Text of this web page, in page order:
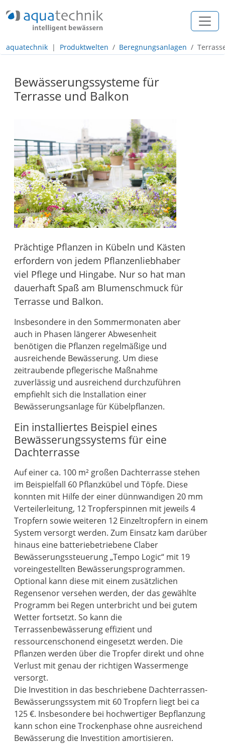
Navigation
Inhalt
Footer
aquatechnik Produktwelten Beregnungsanlagen
Bewässerungssysteme für
Terrasse und Balkon
Prächtige Pflanzen in Kübeln und Kästen
erfordern von jedem Pflanzenliebhaber
viel Pflege und Hingabe. Nur so hat man
dauerhaft Spaß am Blumenschmuck für
Terrasse und Balkon.
Insbesondere in den Sommermonaten aber
auch in Phasen längerer Abwesenheit
benötigen die Pflanzen regelmäßige und
ausreichende Bewässerung. Um diese
zeitraubende pflegerische Maßnahme
zuverlässig und ausreichend durchzuführen
empfiehlt sich die Installation einer
Bewässerungsanlage für Kübelpflanzen.
Ein installiertes Beispiel eines
Bewässerungssystems für eine
Dachterrasse
Auf einer ca. 100 m² großen Dachterrasse stehen
im Beispielfall 60 Pflanzkübel und Töpfe. Diese
konnten mit Hilfe der einer dünnwandigen 20 mm
Verteilerleitung, 12 Tropferspinnen mit jeweils 4
Tropfern sowie weiteren 12 Einzeltropfern in einem
System versorgt werden. Zum Einsatz kam darüber
hinaus eine batteriebetriebene Claber
Bewässerungssteuerung „Tempo Logic“ mit 19
voreingestellten Bewässerungsprogrammen.
Optional kann diese mit einem zusätzlichen
Regensenor versehen werden, der das gewählte
Programm bei Regen unterbricht und bei gutem
Wetter fortsetzt. So kann die
Terrassenbewässerung effizient und
ressourcenschonend eingesetzt werden. Die
Pflanzen werden über die Tropfer direkt und ohne
Verlust mit genau der richtigen Wassermenge
versorgt.
Die Investition in das beschriebene Dachterrassen-
Bewässerungssystem mit 60 Tropfern liegt bei ca
125 €. Insbesondere bei hochwertiger Bepflanzung
kann schon eine Trockenphase ohne ausreichend
Bewässerung die Investition amortisieren.